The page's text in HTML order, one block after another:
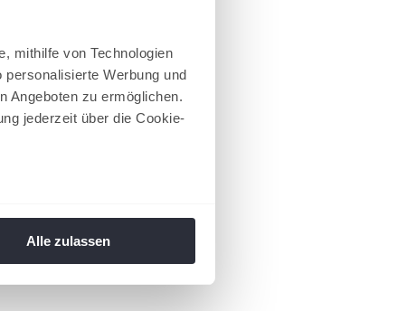
mithilfe von Technologien
Werbung und
Angeboten zu ermöglichen.
jederzeit über die Cookie-
Alle zulassen